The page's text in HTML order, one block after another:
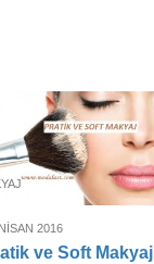
2016
ve Soft Makyaj